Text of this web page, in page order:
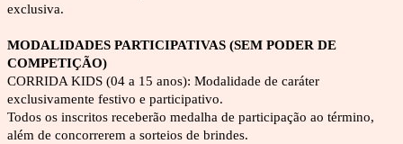
exclusiva.
MODALIDADES PARTICIPATIVAS (SEM PODER DE
COMPETIÇÃO)
CORRIDA KIDS (04 a 15 anos): Modalidade de caráter
exclusivamente festivo e participativo.
Todos os inscritos receberão medalha de participação ao término,
além de concorrerem a sorteios de brindes.